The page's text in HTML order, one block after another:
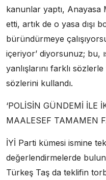
kanunlar yaptı, Anayasa
etti, artık de o yasa dışı
büründürmeye
içeriyor’ diyorsunuz; bu,
yanlışlarını farklı
sözlerini kullandı.
‘POLİSİN GÜNDEMİ İLE
MAALESEF TAMAMEN
İYİ Parti kümesi ismine
değerlendirmelerde
Türkeş Taş da teklifin